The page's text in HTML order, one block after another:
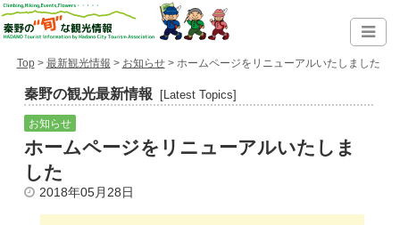
Top> 最新観光情報 > お知らせ> ホームページをリニューアルいたしました
秦野の観光最新情報 [Latest Topics]
お知らせ
ホームページをリニューアルいたしま
した
2018年05月28日